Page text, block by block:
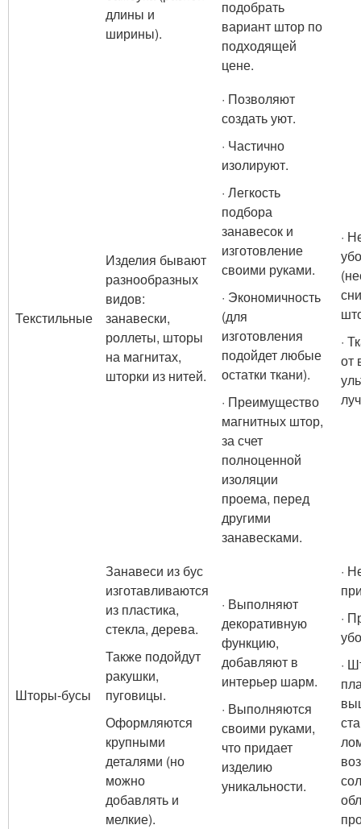
длины и
ширины).
подобрать
вариант штор по
подходящей
цене.
Текстильные
Изделия бывают
разнообразных
видов:
занавески,
роллеты, шторы
на магнитах,
шторки из нитей.
· Позволяют
создать уют.
· Частично
изолируют.
· Легкость
подбора
занавесок и
изготовление
своими руками.
· Экономичность
(для
изготовления
подойдет любые
остатки ткани).
· Преимущество
магнитных штор,
за счет
полноценной
изоляции
проема, перед
другими
занавесками.
·
·
от
Шторы-бусы
Занавеси из бус
изготавливаются
из пластика,
стекла, дерева.
Также подойдут
ракушки,
пуговицы.
Оформляются
крупными
деталями (но
можно
добавлять и
мелкие).
· Выполняют
декоративную
функцию,
добавляют в
интерьер шарм.
· Выполняются
своими руками,
что придает
изделию
уникальности.
·
·
·